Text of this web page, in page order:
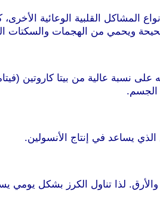
المشاكل القلبية الوعائية
ويحمي من الهجمات والسكتات
الجسم.
يساعد في إنتاج الأنسولين.
لذا تناول الكرز بشكل يومي